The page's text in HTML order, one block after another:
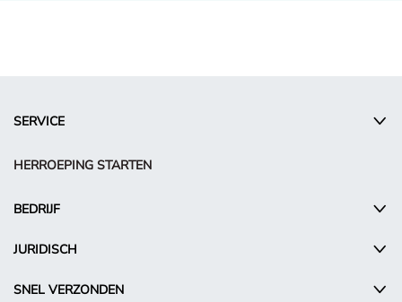
SERVICE
HERROEPING STARTEN
BEDRIJF
JURIDISCH
SNEL VERZONDEN